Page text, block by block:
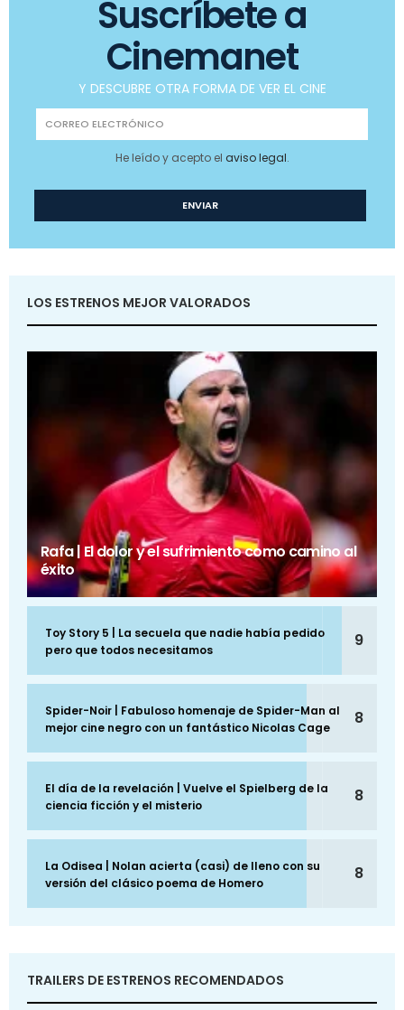
Suscríbete a
Cinemanet
Y DESCUBRE OTRA FORMA DE VER EL CINE
He leído y acepto el aviso legal.
LOS ESTRENOS MEJOR VALORADOS
Rafa | El dolor y el sufrimiento como camino al
éxito
Toy Story 5 | La secuela que nadie había pedido
pero que todos necesitamos
9
Spider-Noir | Fabuloso homenaje de Spider-Man al
mejor cine negro con un fantástico Nicolas Cage
8
El día de la revelación | Vuelve el Spielberg de la
ciencia ficción y el misterio
8
La Odisea | Nolan acierta (casi) de lleno con su
versión del clásico poema de Homero
8
TRAILERS DE ESTRENOS RECOMENDADOS